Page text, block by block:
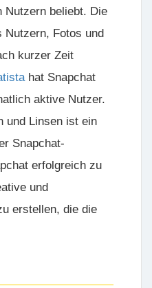
Nutzern beliebt. Die
Nutzern, Fotos und
kurzer Zeit
hat Snapchat
aktive Nutzer.
und Linsen ist ein
Snapchat-
erfolgreich zu
und
erstellen, die die